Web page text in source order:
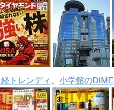
トレンディ 小学館のDIME